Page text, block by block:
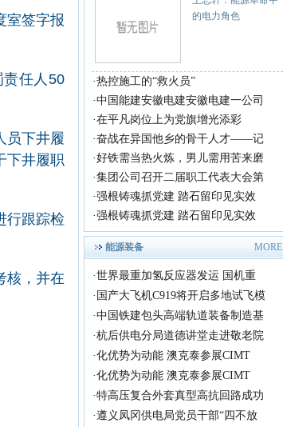
室签字报
任人50
员下井履
下井履职
行跟踪检
核，并在
的电力角色
·热控施工的“救火员”
·中国能建安徽电建安徽电建一公司
·在平凡岗位上为党旗增光添彩
·奋战在异国他乡的骨干人才——记
·好铁需当热火炼，男儿需用苦来磨
·集团公司召开二届职工代表大会第
·强根铸魂抓党建 踏石留印见实效
·强根铸魂抓党建 踏石留印见实效
能源装备 MORE
·世界最重加氢反应器发运 国机重
· 国产大飞机C919将开启多地试飞模
·中国铁建包头高端轨道装备制造基
·杭后供电分局道德讲堂走进敬老院
·化优势为动能 澳克泰参展CIMT
·化优势为动能 澳克泰参展CIMT
·特高压复合外套真型高抗回路成功
·遵义凤冈供电局党员干部“四不放